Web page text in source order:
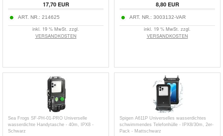
17,70EUR
ART. NR.: 214625
inkl. 19 % MwSt. zzgl.
VERSANDKOSTEN
8,80EUR
ART. NR.: 3003132-VAR
inkl. 19 % MwSt. zzgl.
VERSANDKOSTEN
Sea Frogs SF-PH-01-PRO Universelle
wasserdichte Handytasche - 40m, IPX8 -
Schwarz
Spigen A611P Universelles wasserdichtes
schwimmendes Telefonhülle - IPX8/30m, 2er-
Pack - Mattschwarz